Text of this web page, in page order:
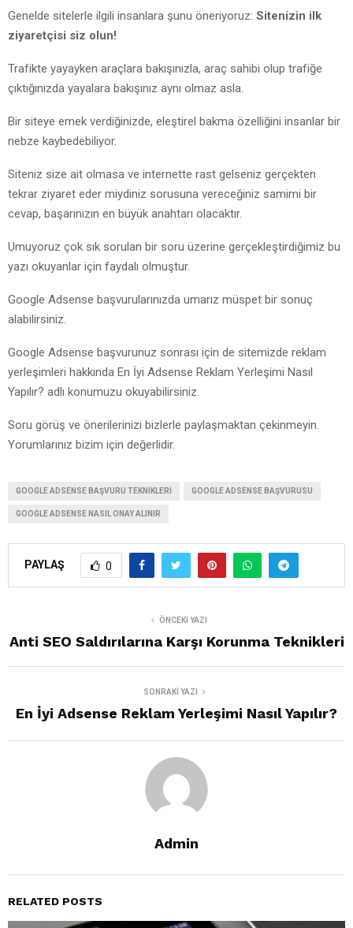
Genelde sitelerle ilgili insanlara şunu öneriyoruz: Sitenizin ilk
ziyaretçisi siz olun!
Trafikte yayayken araçlara bakışınızla, araç sahibi olup trafiğe
çıktığınızda yayalara bakışınız aynı olmaz asla.
Bir siteye emek verdiğinizde, eleştirel bakma özelliğini insanlar bir
nebze kaybedebiliyor.
Siteniz size ait olmasa ve internette rast gelseniz gerçekten
tekrar ziyaret eder miydiniz sorusuna vereceğiniz samimi bir
cevap, başarınızın en büyük anahtarı olacaktır.
Umuyoruz çok sık sorulan bir soru üzerine gerçekleştirdiğimiz bu
yazı okuyanlar için faydalı olmuştur.
Google Adsense başvurularınızda umarız müspet bir sonuç
alabilirsiniz.
Google Adsense başvurunuz sonrası için de sitemizde reklam
yerleşimleri hakkında En İyi Adsense Reklam Yerleşimi Nasıl
Yapılır? adlı konumuzu okuyabilirsiniz.
Soru görüş ve önerilerinizi bizlerle paylaşmaktan çekinmeyin.
Yorumlarınız bizim için değerlidir.
GOOGLE ADSENSE BAŞVURU TEKNIKLERI GOOGLE ADSENSE BAŞVURUSU
GOOGLE ADSENSE NASIL ONAY ALINIR
PAYLAŞ 0
ÖNCEKI YAZI
Anti SEO Saldırılarına Karşı Korunma Teknikleri
SONRAKI YAZI
En İyi Adsense Reklam Yerleşimi Nasıl Yapılır?
Admin
RELATED POSTS